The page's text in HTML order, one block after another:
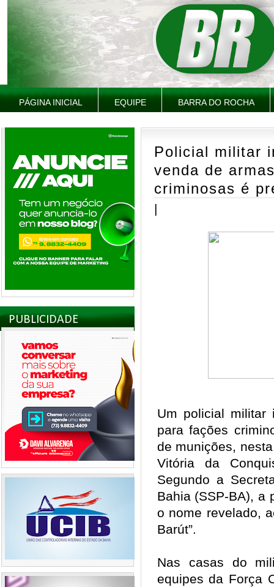
PÁGINA INICIAL EQUIPE BARRA DO ROCHA
PUBLICIDADE
Policial militar
venda de
criminosas é
|
Um policial militar
para fações
de munições,
Vitória da
Segundo a
Bahia (SSP-BA), a
o nome revelado,
Barút”.
Nas casas do
equipes da Força